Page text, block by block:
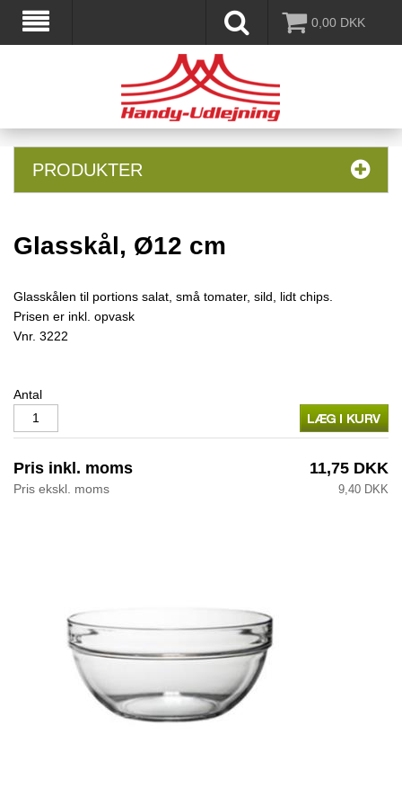
0,00 DKK
PRODUKTER
Glasskål, Ø12 cm
Glasskålen til portions salat, små tomater, sild, lidt chips.
Prisen er inkl. opvask
Vnr. 3222
Antal
Pris inkl. moms 11,75 DKK
Pris ekskl. moms 9,40 DKK